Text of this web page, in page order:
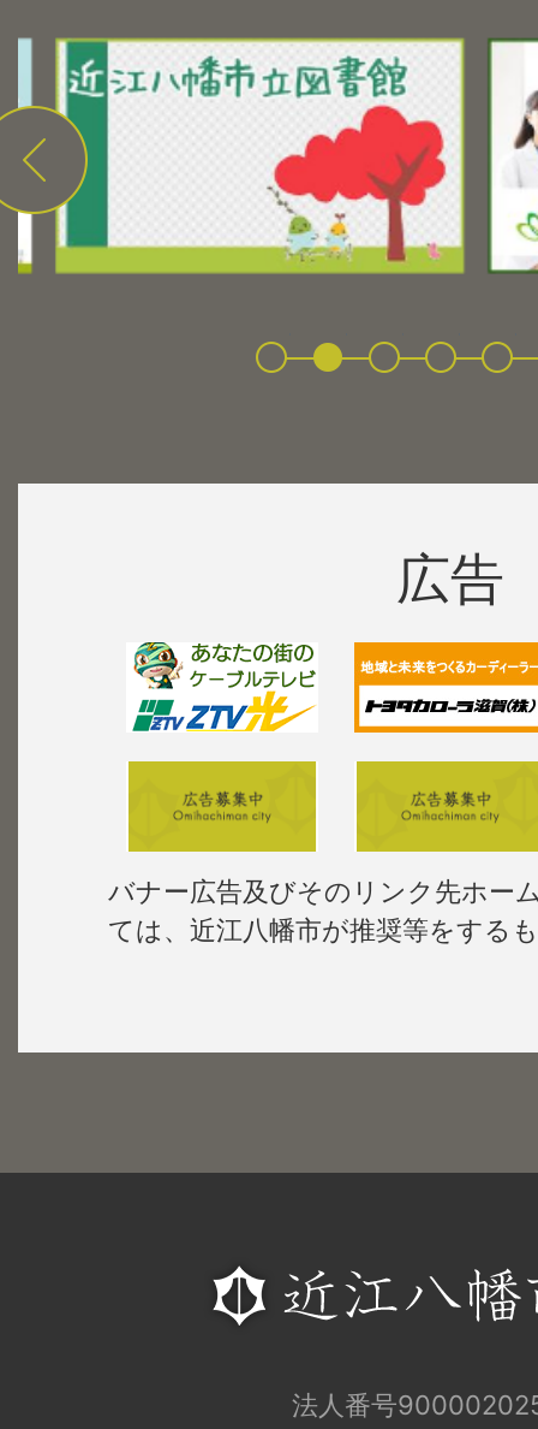
前へ
広告
バナー広告及びそのリンク先ホー
ては、近江八幡市が推奨等をする
法人番号